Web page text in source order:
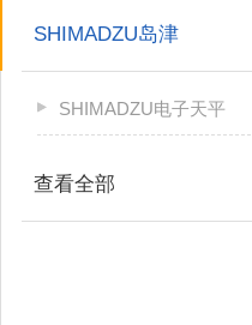
SHIMADZU岛津
SHIMADZU电子天平
查看全部